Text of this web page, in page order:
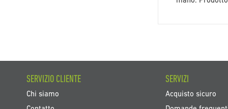
SERVIZIO CLIENTE
Chi siamo
SERVIZI
Acquisto sicuro